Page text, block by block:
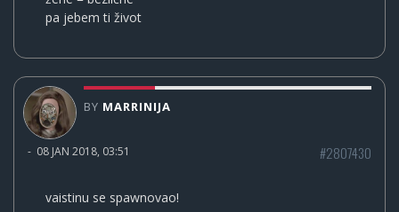
pa jebem ti život
BY MARRINIJA
- 08 JAN 2018, 03:51 #2807430
vaistinu se spawnovao!